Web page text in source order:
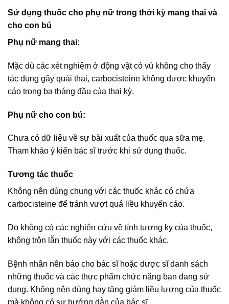
Sử dụng thuốc cho phụ nữ trong thời kỳ mang thai và
cho con bú
Phụ nữ mang thai:
Mặc dù các xét nghiệm ở động vật có vú không cho thấy
tác dụng gây quái thai, carbocisteine không được khuyến
cáo trong ba tháng đầu của thai kỳ.
Phụ nữ cho con bú:
Chưa có dữ liệu về sự bài xuất của thuốc qua sữa mẹ.
Tham khảo ý kiến bác sĩ trước khi sử dụng thuốc.
Tương tác thuốc
Không nên dùng chung với các thuốc khác có chứa
carbocisteine để tránh vượt quá liều khuyến cáo.
Do không có các nghiên cứu về tính tương kỵ của thuốc,
không trộn lẫn thuốc này với các thuốc khác.
Bệnh nhân nên báo cho bác sĩ hoặc dược sĩ danh sách
những thuốc và các thực phẩm chức năng bạn đang sử
dụng. Không nên dùng hay tăng giảm liều lượng của thuốc
mà không có sự hướng dẫn của bác sĩ.